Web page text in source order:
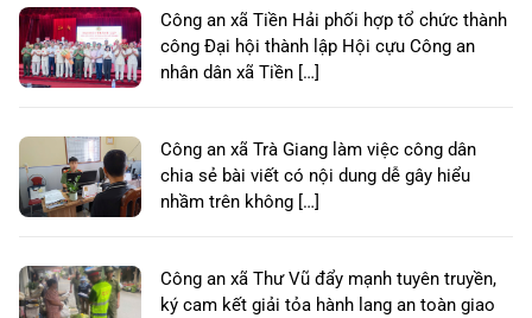
Công an xã Tiền Hải phối hợp tổ chức thành
công Đại hội thành lập Hội cựu Công an
nhân dân xã Tiền […]
Công an xã Trà Giang làm việc công dân
chia sẻ bài viết có nội dung dễ gây hiểu
nhầm trên không […]
Công an xã Thư Vũ đẩy mạnh tuyên truyền,
ký cam kết giải tỏa hành lang an toàn giao